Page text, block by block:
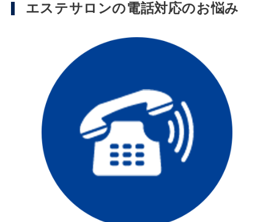
エステサロンの電話対応のお悩み